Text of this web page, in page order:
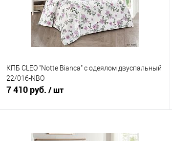
КПБ CLEO "Notte Bianca" с одеялом двуспальный
22/016-NBO
7 410 руб. / шт